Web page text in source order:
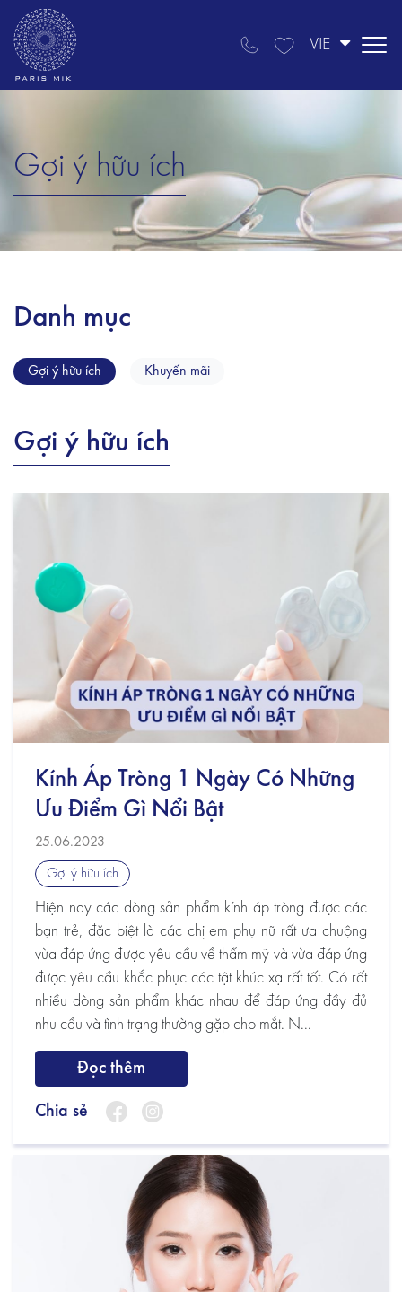
VIE
Gợi ý hữu ích
Danh mục
Gợi ý hữu ích Khuyến mãi
Gợi ý hữu ích
Kính Áp Tròng 1 Ngày Có Những
Ưu Điểm Gì Nổi Bật
25.06.2023
Gợi ý hữu ích
Hiện nay các dòng sản phẩm kính áp tròng được các
bạn trẻ, đặc biệt là các chị em phụ nữ rất ưa chuộng
vừa đáp ứng được yêu cầu về thẩm mỹ và vừa đáp ứng
được yêu cầu khắc phục các tật khúc xạ rất tốt. Có rất
nhiều dòng sản phẩm khác nhau để đáp ứng đầy đủ
nhu cầu và tình trạng thường gặp cho mắt. N...
Đọc thêm
Chia sẻ